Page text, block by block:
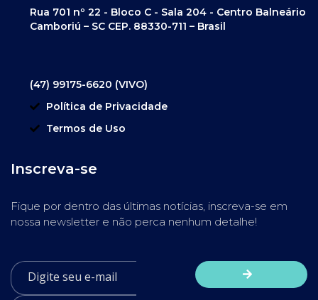
Rua 701 nº 22 - Bloco C - Sala 204 - Centro Balneário
Camboriú – SC CEP. 88330-711 – Brasil
(47) 99175-6620 (VIVO)
Política de Privacidade
Termos de Uso
Inscreva-se
Fique por dentro das últimas notícias, inscreva-se em
nossa newsletter e não perca nenhum detalhe!